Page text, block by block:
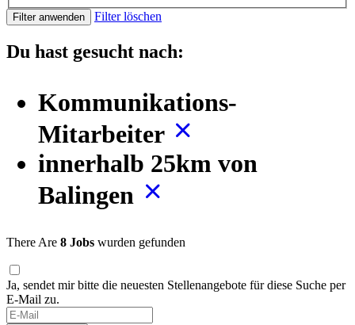
Filter anwenden Filter löschen
Du hast gesucht nach:
Kommunikations-
Mitarbeiter
innerhalb 25km von
Balingen
There Are 8 Jobs wurden gefunden
Ja, sendet mir bitte die neuesten Stellenangebote für diese Suche per
E-Mail zu.